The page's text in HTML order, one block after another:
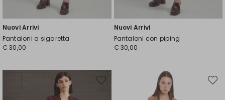
Nuovi Arrivi
Pantaloni a sigaretta
€ 30,00
Nuovi Arrivi
Pantaloni con piping
€ 30,00
Sposta